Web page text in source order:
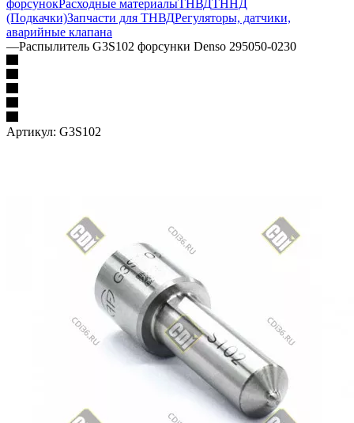
форсунокРасходные материалыТНВД ТННД
(Подкачки)Запчасти для ТНВДРегуляторы, датчики,
аварийные клапана
—Распылитель G3S102 форсунки Denso 295050-0230
Артикул: G3S102